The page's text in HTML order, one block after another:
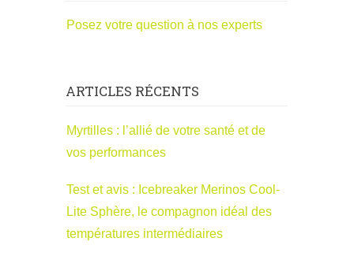
Posez votre question à nos experts
ARTICLES RÉCENTS
Myrtilles : l’allié de votre santé et de
vos performances
Test et avis : Icebreaker Merinos Cool-
Lite Sphère, le compagnon idéal des
températures intermédiaires